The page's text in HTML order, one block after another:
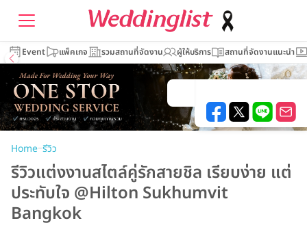
Event แพ็คเกจ รวมสถานที่จัดงาน ผู้ให้บริการ สถานที่จัดงานแนะนำ
Home–รีวิว
รีวิวแต่งงานสไตล์คู่รักสายชิล เรียบง่าย แต่
ประทับใจ @Hilton Sukhumvit
Bangkok